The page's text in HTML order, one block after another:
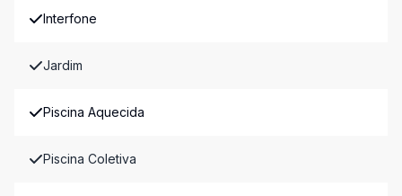
Interfone
Jardim
Piscina Aquecida
Piscina Coletiva